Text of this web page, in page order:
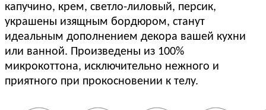
капучино, крем, светло-лиловый, персик,
украшены изящным бордюром, станут
идеальным дополнением декора вашей кухни
или ванной. Произведены из 100%
микрокоттона, исключительно нежного и
приятного при прокосновении к телу.